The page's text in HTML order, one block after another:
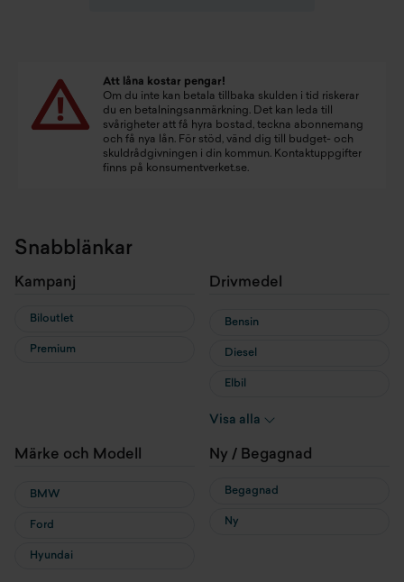
Att låna kostar pengar!
Om du inte kan betala tillbaka skulden i tid riskerar
du en betalningsanmärkning. Det kan leda till
svårigheter att få hyra bostad, teckna abonnemang
och få nya lån. För stöd, vänd dig till budget- och
skuldrådgivningen i din kommun. Kontaktuppgifter
finns på konsumentverket.se.
Snabblänkar
Kampanj
Biloutlet
Premium
Drivmedel
Bensin
Diesel
Elbil
Hybrid
Visa alla
Märke och Modell
BMW
Ford
Hyundai
Ny / Begagnad
Begagnad
Ny